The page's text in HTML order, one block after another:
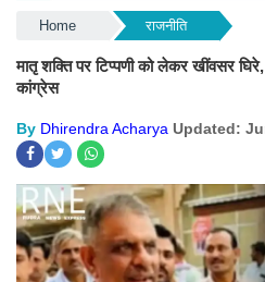
Home राजनीति
मातृ शक्ति पर टिप्पणी को लेकर खींवसर घिरे,
कांग्रेस
By Dhirendra Acharya Updated: